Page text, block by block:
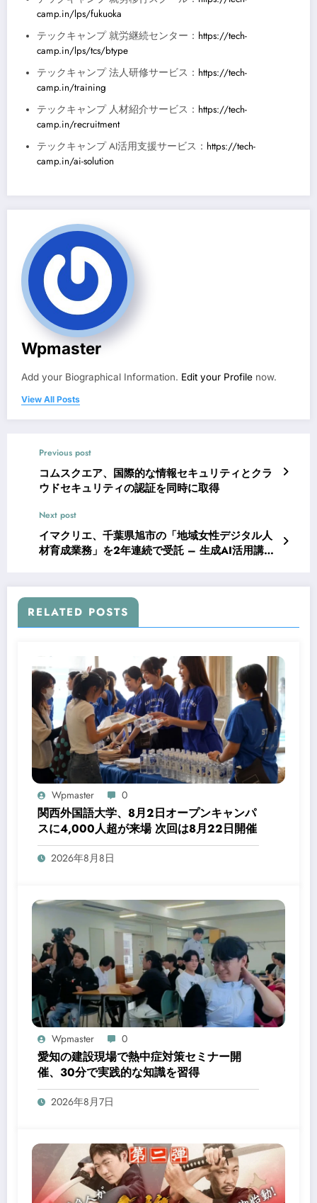
camp.in/lps/fukuoka
テックキャンプ 就労継続センター： https://tech-
camp.in/lps/tcs/btype
テックキャンプ 法人研修サービス： https://tech-
camp.in/training
テックキャンプ 人材紹介サービス： https://tech-
camp.in/recruitment
テックキャンプ AI活用支援サービス： https://tech-
camp.in/ai-solution
Wpmaster
Add your Biographical Information. Edit your Profile now.
View All Posts
Previous post
コムスクエア、国際的な情報セキュリティとクラ
ウドセキュリティの認証を同時に取得
Next post
イマクリエ、千葉県旭市の「地域女性デジタル人
材育成業務」を2年連続で受託 – 生成AI活用講座
RELATED POSTS
Wpmaster 0
関西外国語大学、8月2日オープンキャンパ
スに4,000人超が来場 次回は8月22日開催
2026年8月8日
Wpmaster 0
愛知の建設現場で熱中症対策セミナー開
催、30分で実践的な知識を習得
2026年8月7日